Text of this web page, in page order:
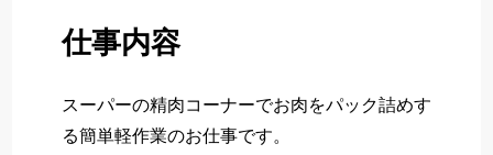
Newer
いますぐ応募する
仕事内容
スーパーの精肉コーナーでお肉をパック詰めす
る簡単軽作業のお仕事です。